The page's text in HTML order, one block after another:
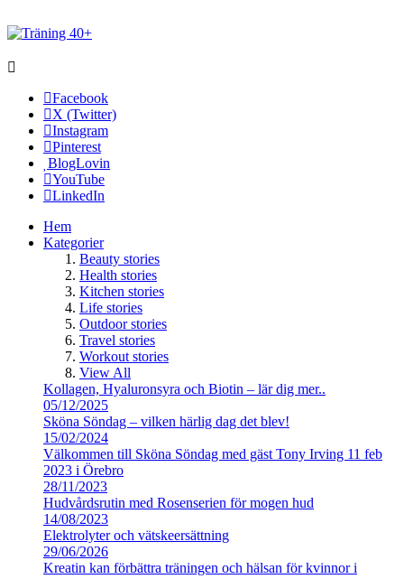
Facebook
X (Twitter)
Instagram
Pinterest
BlogLovin
YouTube
LinkedIn
Hem
Kategorier
Beauty stories
Health stories
Kitchen stories
Life stories
Outdoor stories
Travel stories
Workout stories
View All
Kollagen, Hyaluronsyra och Biotin – lär dig mer..
05/12/2025
Sköna Söndag – vilken härlig dag det blev!
15/02/2024
Välkommen till Sköna Söndag med gäst Tony Irving 11 feb
2023 i Örebro
28/11/2023
Hudvårdsrutin med Rosenserien för mogen hud
14/08/2023
Elektrolyter och vätskeersättning
29/06/2026
Kreatin kan förbättra träningen och hälsan för kvinnor i